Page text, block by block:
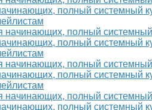
полный системный
полный системный
полный системный
полный системный